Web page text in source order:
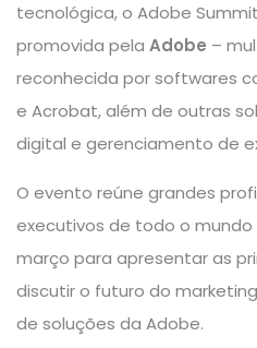
tecnológica, o Adobe
promovida pela Adobe –
reconhecida por softwares
e Acrobat, além de outras
digital e gerenciamento de
O evento reúne grandes
executivos de todo o mundo
março para apresentar as
discutir o futuro do
de soluções da Adobe.